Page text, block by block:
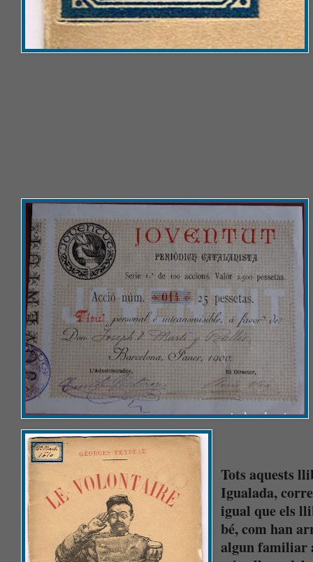
Tots aquests
Igualada,
igual que els
bé, com han
algun familiar